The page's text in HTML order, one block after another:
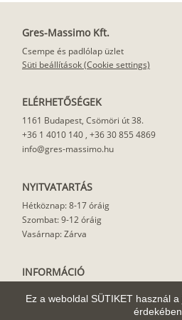
Ez a weboldal SÜTIKET használ
érdekében.
Gres-Massimo Kft.
Csempe és padlólap üzlet
Süti beállítások (Cookie settings)
ELÉRHETŐSÉGEK
1161 Budapest, Csömöri út 38.
+36 1 4010 140 , +36 30 855 4869
info@gres-massimo.hu
NYITVATARTÁS
Hétköznap: 8-17 óráig
Szombat: 9-12 óráig
Vasárnap: Zárva
INFORMÁCIÓ
Felhasználási javaslat